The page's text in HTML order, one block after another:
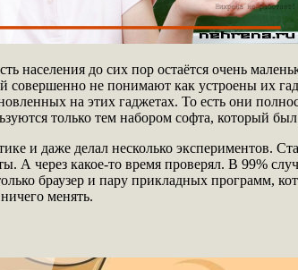
населения до сих пор остаётся очень
совершенно не понимают как устроены их
на этих гаджетах. То есть они
только тем набором софта, который
и даже делал несколько экспериментов.
А через какое-то время проверял. В 99%
браузер и пару прикладных программ,
менять.